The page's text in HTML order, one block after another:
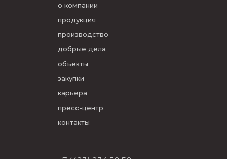
о компании
продукция
производство
добрые дела
объекты
закупки
карьера
пресс-центр
контакты